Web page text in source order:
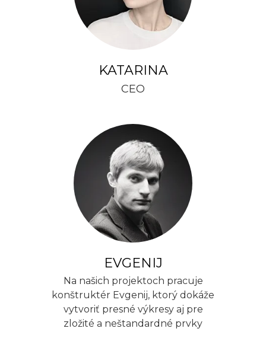
KATARINA
CEO
EVGENIJ
Na našich projektoch pracuje
konštruktér Evgenij, ktorý dokáže
vytvoriť presné výkresy aj pre
zložité a neštandardné prvky